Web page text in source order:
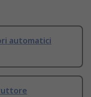
automatici